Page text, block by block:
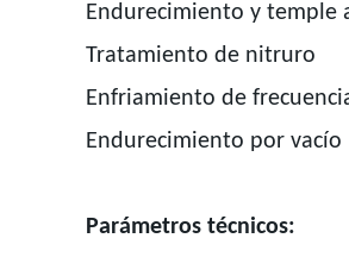
Endurecimiento y temple
Tratamiento de nitruro
Enfriamiento de
Endurecimiento por vacío
Parámetros técnicos: